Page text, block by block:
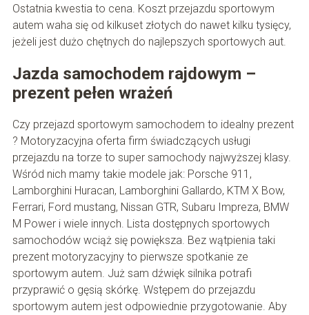
Ostatnia kwestia to cena. Koszt przejazdu sportowym
autem waha się od kilkuset złotych do nawet kilku tysięcy,
jeżeli jest dużo chętnych do najlepszych sportowych aut.
Jazda samochodem rajdowym –
prezent pełen wrażeń
Czy przejazd sportowym samochodem to idealny prezent
? Motoryzacyjna oferta firm świadczących usługi
przejazdu na torze to super samochody najwyższej klasy.
Wśród nich mamy takie modele jak: Porsche 911,
Lamborghini Huracan, Lamborghini Gallardo, KTM X Bow,
Ferrari, Ford mustang, Nissan GTR, Subaru Impreza, BMW
M Power i wiele innych. Lista dostępnych sportowych
samochodów wciąż się powiększa. Bez wątpienia taki
prezent motoryzacyjny to pierwsze spotkanie ze
sportowym autem. Już sam dźwięk silnika potrafi
przyprawić o gęsią skórkę. Wstępem do przejazdu
sportowym autem jest odpowiednie przygotowanie. Aby